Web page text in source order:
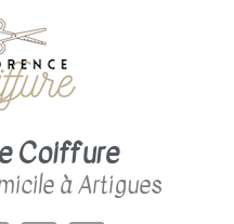
Coiffure
à Artigues